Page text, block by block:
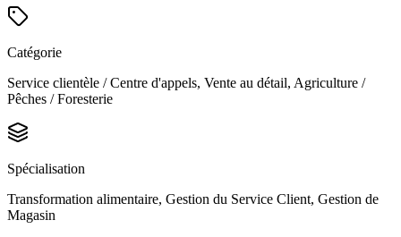
Catégorie
Service clientèle / Centre d'appels, Vente au détail, Agriculture /
Pêches / Foresterie
Spécialisation
Transformation alimentaire, Gestion du Service Client, Gestion de
Magasin